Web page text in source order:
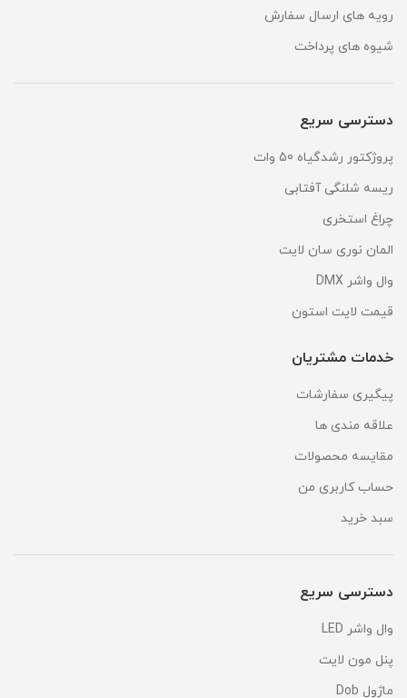
رویه های ارسال سفارش
شیوه های پرداخت
دسترسی سریع
پروژکتور رشدگیاه 50 وات
ریسه شلنگی آفتابی
چراغ استخری
المان نوری سان لایت
وال واشر DMX
قیمت لایت استون
خدمات مشتریان
پیگیری سفارشات
علاقه مندی ها
مقایسه محصولات
حساب کاربری من
سبد خرید
دسترسی سریع
وال واشر LED
پنل مون لایت
ماژول Dob